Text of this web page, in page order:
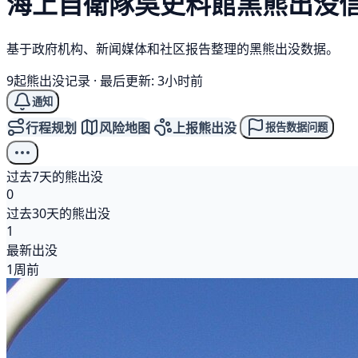
基于政府机构、新闻媒体和社区报告整理的黑熊出没数据。
9起熊出没记录 · 最后更新: 3小时前
通知
行程规划 风险地图 上报熊出没 报告数据问题
过去7天的熊出没
0
过去30天的熊出没
1
最新出没
1周前